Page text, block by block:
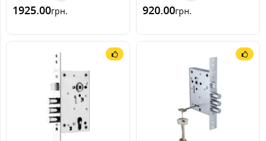
1925.00грн. 920.00грн.